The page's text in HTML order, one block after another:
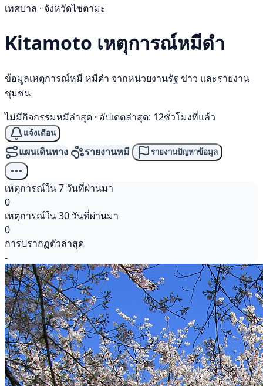
เทศบาล · จังหวัดไซตามะ
Kitamoto เหตุการณ์หมีดำ
ข้อมูลเหตุการณ์หมี หมีดำ จากหน่วยงานรัฐ ข่าว และรายงาน
ชุมชน
ไม่มีกิจกรรมหมีล่าสุด · อัปเดตล่าสุด: 12ชั่วโมงที่แล้ว
แจ้งเตือน
แผนเดินทาง รายงานหมี รายงานปัญหาข้อมูล
เหตุการณ์ใน 7 วันที่ผ่านมา
0
เหตุการณ์ใน 30 วันที่ผ่านมา
0
การปรากฏตัวล่าสุด
-